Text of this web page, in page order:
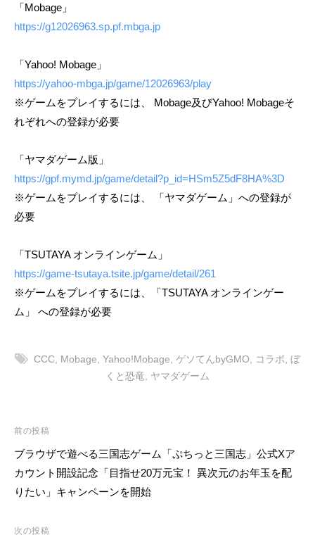
「Mobage」
https://g12026963.sp.pf.mbga.jp
「Yahoo! Mobage」
https://yahoo-mbga.jp/game/12026963/play
※ゲームをプレイするには、 Mobage及びYahoo! Mobageそ
れぞれへの登録が必要
「ヤマダゲーム版」
https://gpf.mymd.jp/game/detail?p_id=HSm5Z5dF8HA%3D
※ゲームをプレイするには、 「ヤマダゲーム」への登録が
必要
「TSUTAYA オンラインゲーム」
https://game-tsutaya.tsite.jp/game/detail/261
※ゲームをプレイするには、「TSUTAYA オンラインゲー
ム」 への登録が必要
CCC, Mobage, Yahoo!Mobage, ゲソてんbyGMO, コラボ, ぼ
くと恐竜, ヤマダゲーム
投
稿
ナ
ビ
ー
前の投稿
ブラウザで遊べる三国志ゲーム「ぷちっと三国志」公式Xア
カウント開設記念「目指せ20万元宝！ 異次元のお年玉を配
りたい」キャンペーンを開始
次の投稿